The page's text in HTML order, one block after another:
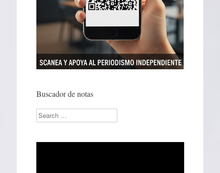
Buscador de notas
Search